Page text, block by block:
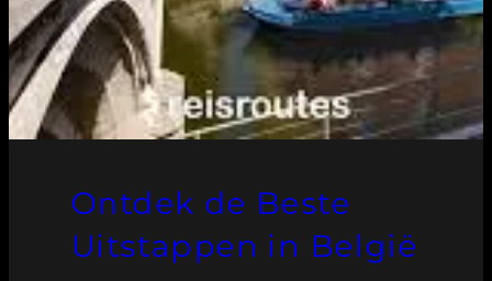
Ontdek de Beste
Uitstappen in België